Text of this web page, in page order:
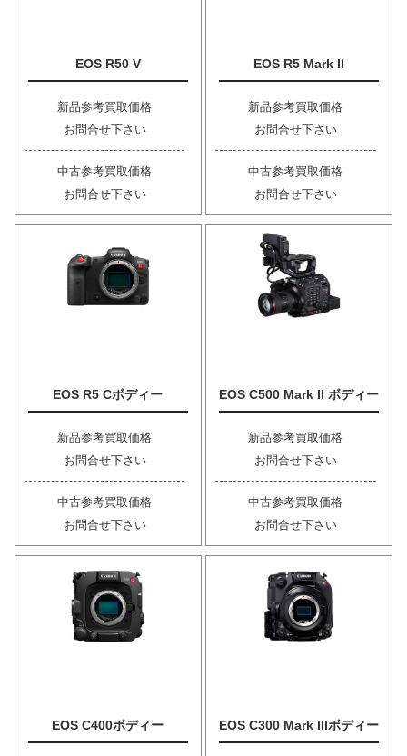
EOS R50 V
新品参考買取価格
お問合せ下さい
中古参考買取価格
お問合せ下さい
EOS R5 Mark II
新品参考買取価格
お問合せ下さい
中古参考買取価格
お問合せ下さい
EOS R5 Cボディー
新品参考買取価格
お問合せ下さい
中古参考買取価格
お問合せ下さい
EOS C500 Mark II ボディー
新品参考買取価格
お問合せ下さい
中古参考買取価格
お問合せ下さい
EOS C400ボディー EOS C300 Mark IIIボディー